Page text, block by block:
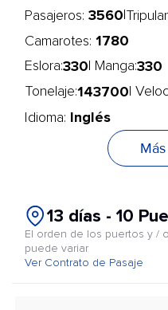
Pasajeros: 3560
Camarotes: 1780
Eslora:330 | Manga:330
Tonelaje:143700 |
Idioma: Inglés
13 días - 10
El orden de los puertos y /
puede variar
Ver Contrato de Pasaje